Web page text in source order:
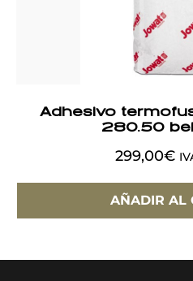
Adhesivo
280.50
299,00€
AÑADIR AL